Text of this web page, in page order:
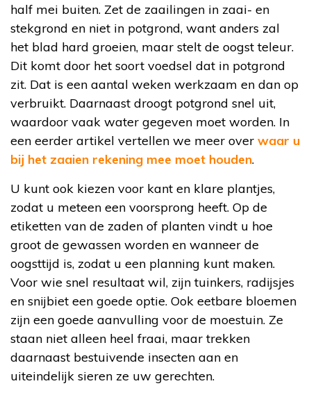
half mei buiten. Zet de zaailingen in zaai- en
stekgrond en niet in potgrond, want anders zal
het blad hard groeien, maar stelt de oogst teleur.
Dit komt door het soort voedsel dat in potgrond
zit. Dat is een aantal weken werkzaam en dan op
verbruikt. Daarnaast droogt potgrond snel uit,
waardoor vaak water gegeven moet worden. In
een eerder artikel vertellen we meer over waar u
bij het zaaien rekening mee moet houden.
U kunt ook kiezen voor kant en klare plantjes,
zodat u meteen een voorsprong heeft. Op de
etiketten van de zaden of planten vindt u hoe
groot de gewassen worden en wanneer de
oogsttijd is, zodat u een planning kunt maken.
Voor wie snel resultaat wil, zijn tuinkers, radijsjes
en snijbiet een goede optie. Ook eetbare bloemen
zijn een goede aanvulling voor de moestuin. Ze
staan niet alleen heel fraai, maar trekken
daarnaast bestuivende insecten aan en
uiteindelijk sieren ze uw gerechten.